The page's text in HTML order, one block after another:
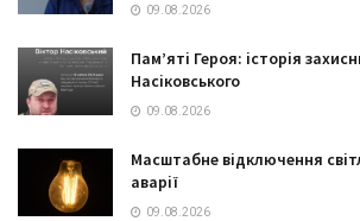
09.08.2026
Пам’яті Героя: історія
Насіковського
09.08.2026
Масштабне відключення
аварії
09.08.2026